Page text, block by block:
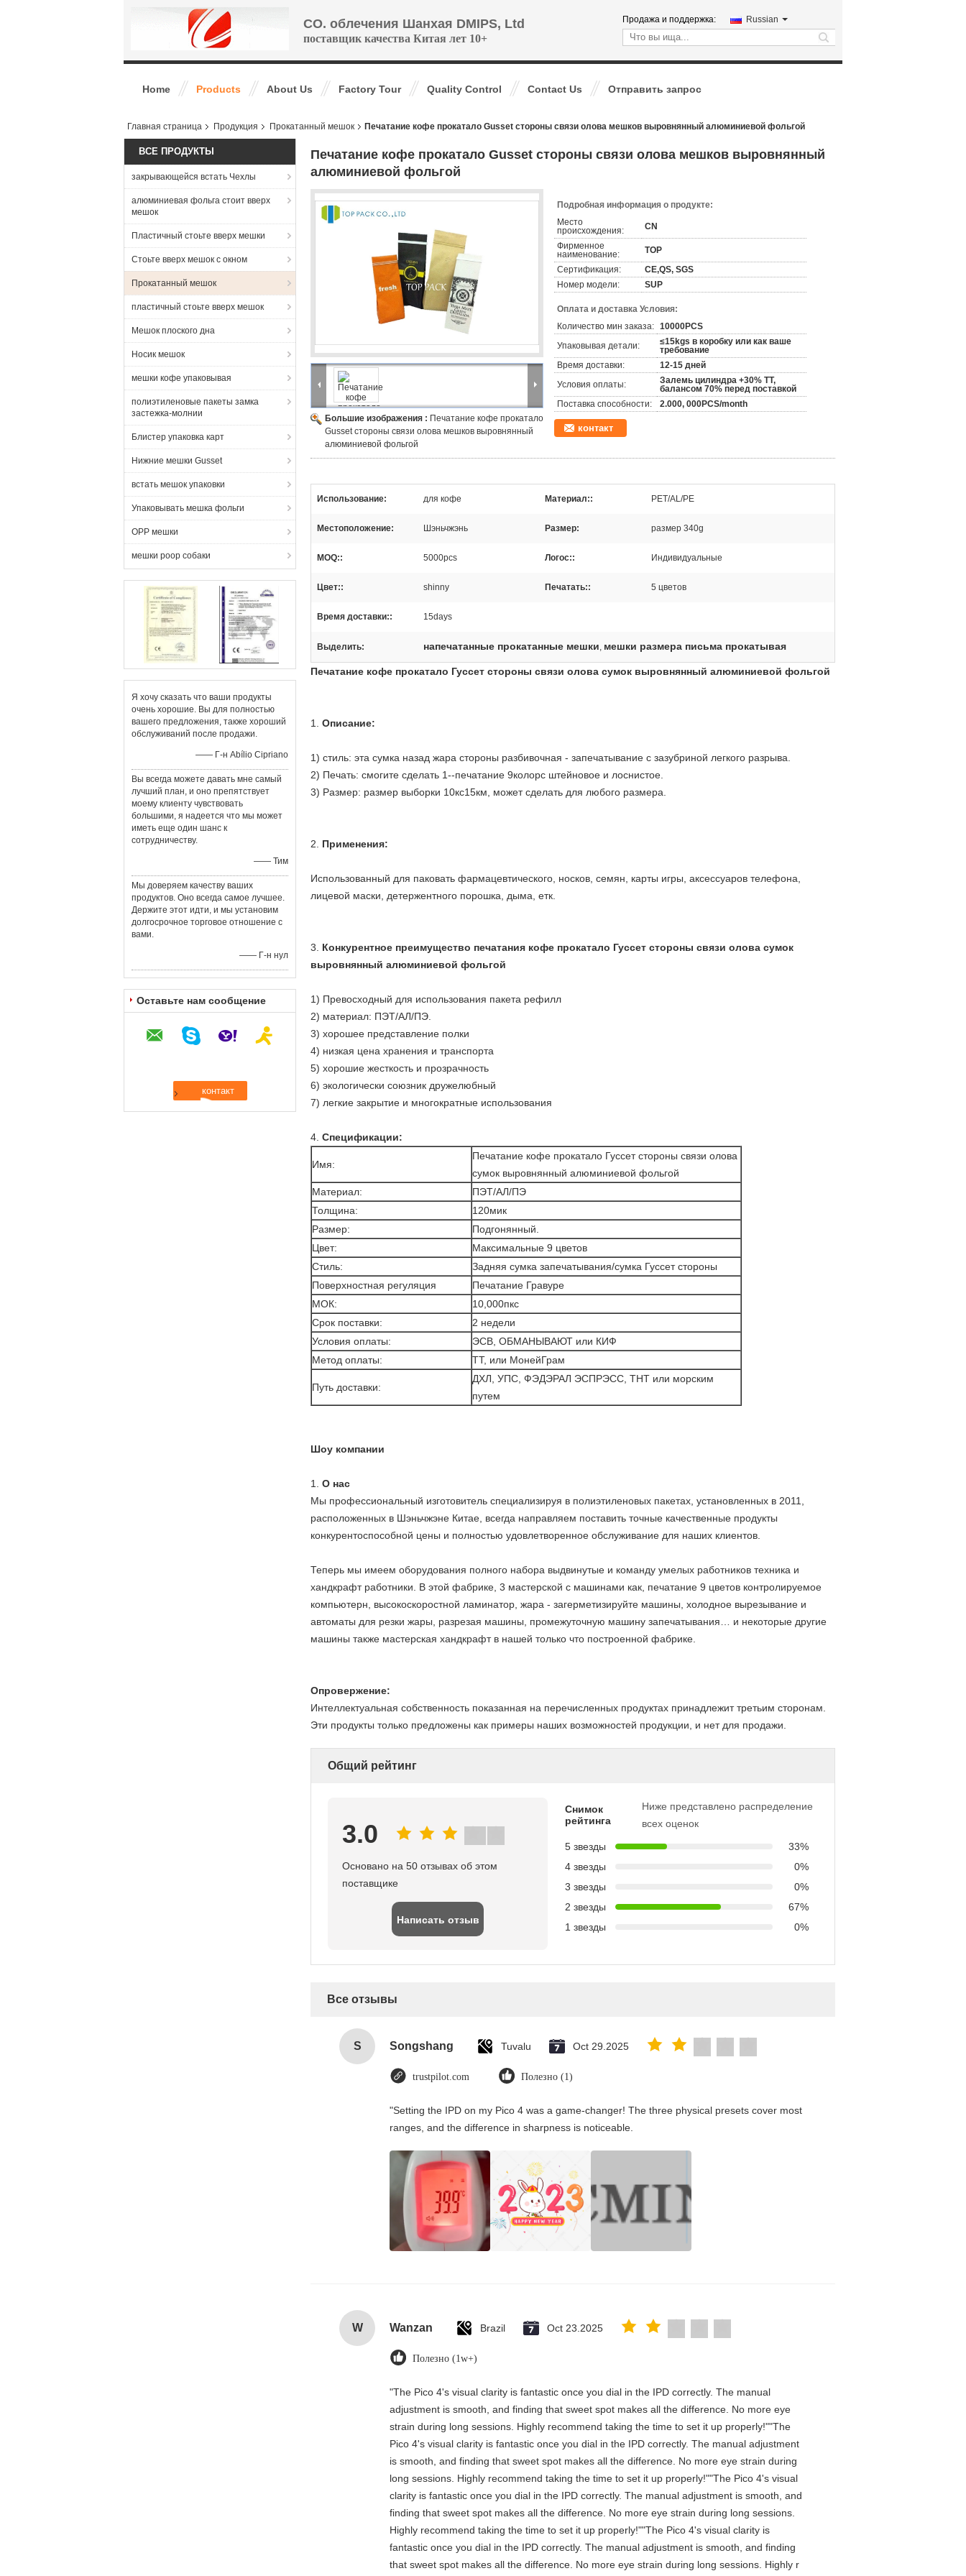
CO. облечения Шанхая DMIPS, Ltd
поставщик качества Китая лет 10+
Продажа и поддержка: Russian
search
Home Products About Us Factory Tour Quality Control Contact Us Отправить запрос
Главная страница Продукция Прокатанный мешок Печатание кофе прокатало Gusset стороны связи олова мешков выровнянный алюминиевой фольгой
ВСЕ ПРОДУКТЫ
закрывающейся встать Чехлы
алюминиевая фольга стоит вверх
мешок
Пластичный стоьте вверх мешки
Стоьте вверх мешок с окном
Прокатанный мешок
пластичный стоьте вверх мешок
Мешок плоского дна
Носик мешок
мешки кофе упаковывая
полиэтиленовые пакеты замка
застежка-молнии
Блистер упаковка карт
Нижние мешки Gusset
встать мешок упаковки
Упаковывать мешка фольги
OPP мешки
мешки poop собаки
Я хочу сказать что ваши продукты
очень хорошие. Вы для полностью
вашего предложения, также хороший
обслуживаний после продажи.
—— Г-н Abílio Cipriano
Вы всегда можете давать мне самый
лучший план, и оно препятствует
моему клиенту чувствовать
большими, я надеется что мы может
иметь еще один шанс к
сотрудничеству.
—— Тим
Мы доверяем качеству ваших
продуктов. Оно всегда самое лучшее.
Держите этот идти, и мы установим
долгосрочное торговое отношение с
вами.
—— Г-н нул
Оставьте нам сообщение
Печатание кофе прокатало Gusset стороны связи олова мешков выровнянный
алюминиевой фольгой
Большие изображения : Печатание кофе прокатало
Gusset стороны связи олова мешков выровнянный
алюминиевой фольгой
Подробная информация о продукте:
Место
происхождения:
CN
Фирменное
наименование:
TOP
Сертификация:
CE,QS, SGS
Номер модели:
SUP
Оплата и доставка Условия:
Количество мин заказа: 10000PCS
Упаковывая детали:
≤15kgs в коробку или как ваше
требование
Время доставки:
12-15 дней
Условия оплаты:
Залемь цилиндра +30% TT,
балансом 70% перед поставкой
Поставка способности:
2.000, 000PCS/month
контакт
Использование: для кофе Материал:: PET/AL/PE
Местоположение: Шэньчжэнь Размер: размер 340g
MOQ:: 5000pcs Логос:: Индивидуальные
Цвет:: shinny Печатать:: 5 цветов
Время доставки:: 15days
Выделить: напечатанные прокатанные мешки, мешки размера письма прокатывая
Печатание кофе прокатало Гуссет стороны связи олова сумок выровнянный алюминиевой фольгой
1. Описание:
1) стиль: эта сумка назад жара стороны разбивочная - запечатывание с зазубриной легкого разрыва.
2) Печать: смогите сделать 1--печатание 9колорс штейновое и лоснистое.
3) Размер: размер выборки 10кс15км, может сделать для любого размера.
2. Применения:
Использованный для паковать фармацевтического, носков, семян, карты игры, аксессуаров телефона,
лицевой маски, детержентного порошка, дыма, етк.
3. Конкурентное преимущество печатания кофе прокатало Гуссет стороны связи олова сумок
выровнянный алюминиевой фольгой
1) Превосходный для использования пакета рефилл
2) материал: ПЭТ/АЛ/ПЭ.
3) хорошее представление полки
4) низкая цена хранения и транспорта
5) хорошие жесткость и прозрачность
6) экологически союзник дружелюбный
7) легкие закрытие и многократные использования
4. Спецификации:
Имя:
Печатание кофе прокатало Гуссет стороны связи олова
сумок выровнянный алюминиевой фольгой
Материал:
ПЭТ/АЛ/ПЭ
Толщина:
120мик
Размер:
Подгонянный.
Цвет:
Максимальные 9 цветов
Стиль:
Задняя сумка запечатывания/сумка Гуссет стороны
Поверхностная регуляция
Печатание Гравуре
МОК:
10,000пкс
Срок поставки:
2 недели
Условия оплаты:
ЭСВ, ОБМАНЫВАЮТ или КИФ
Метод оплаты:
ТТ, или МонейГрам
Путь доставки:
ДХЛ, УПС, ФЭДЭРАЛ ЭСПРЭСС, ТНТ или морским
путем
Шоу компании
1. О нас
Мы профессиональный изготовитель специализируя в полиэтиленовых пакетах, установленных в 2011,
расположенных в Шэньчжэне Китае, всегда направляем поставить точные качественные продукты
конкурентоспособной цены и полностью удовлетворенное обслуживание для наших клиентов.
Теперь мы имеем оборудования полного набора выдвинутые и команду умелых работников техника и
хандкрафт работники. В этой фабрике, 3 мастерской с машинами как, печатание 9 цветов контролируемое
компьютерн, высокоскоростной ламинатор, жара - загерметизируйте машины, холодное вырезывание и
автоматы для резки жары, разрезая машины, промежуточную машину запечатывания… и некоторые другие
машины также мастерская хандкрафт в нашей только что построенной фабрике.
Опровержение:
Интеллектуальная собственность показанная на перечисленных продуктах принадлежит третьим сторонам.
Эти продукты только предложены как примеры наших возможностей продукции, и нет для продажи.
Общий рейтинг
3.0
Основано на 50 отзывах об этом
поставщике
Написать отзыв
Снимок
рейтинга
Ниже представлено распределение
всех оценок
5 звезды
33%
4 звезды
0%
3 звезды
0%
2 звезды
67%
1 звезды
0%
Все отзывы
S Songshang Tuvalu Oct 29.2025
trustpilot.com Полезно (1)
"Setting the IPD on my Pico 4 was a game-changer! The three physical presets cover most
ranges, and the difference in sharpness is noticeable.
W Wanzan Brazil Oct 23.2025
Полезно (1w+)
"The Pico 4's visual clarity is fantastic once you dial in the IPD correctly. The manual
adjustment is smooth, and finding that sweet spot makes all the difference. No more eye
strain during long sessions. Highly recommend taking the time to set it up properly!""The
Pico 4's visual clarity is fantastic once you dial in the IPD correctly. The manual adjustment
is smooth, and finding that sweet spot makes all the difference. No more eye strain during
long sessions. Highly recommend taking the time to set it up properly!""The Pico 4's visual
clarity is fantastic once you dial in the IPD correctly. The manual adjustment is smooth, and
finding that sweet spot makes all the difference. No more eye strain during long sessions.
Highly recommend taking the time to set it up properly!""The Pico 4's visual clarity is
fantastic once you dial in the IPD correctly. The manual adjustment is smooth, and finding
that sweet spot makes all the difference. No more eye strain during long sessions. Highly r